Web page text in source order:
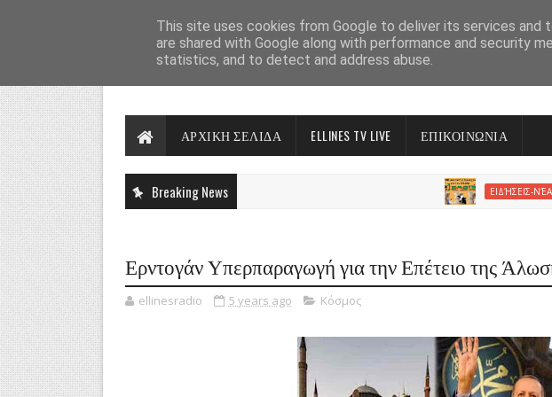
ΑΡΧΙΚΗ ΣΕΛΙΔΑ ELLINES TV LIVE ΕΠΙΚΟΙΝΩΝΙΑ
Breaking News ΕΙΔΉΣΕΙΣ-ΝΈΑ
Ερντογάν Υπερπαραγωγή για την Επέτειο της
ellinesradio 5 years ago Κόσμος
This site uses cookies from Google to deliver its services and
are shared with Google along with performance and security
statistics, and to detect and address abuse.